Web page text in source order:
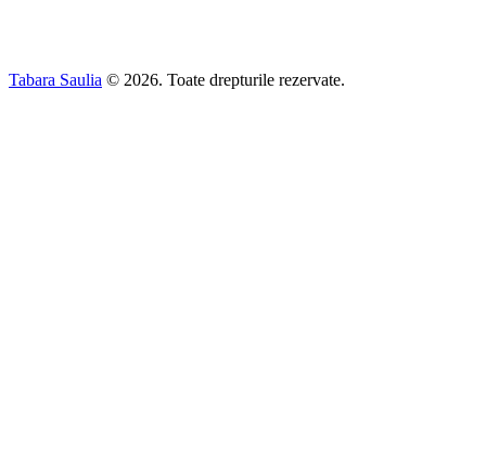
Tabara Saulia © 2026. Toate drepturile rezervate.